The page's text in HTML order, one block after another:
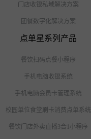
门店收银私域解决方案
团餐数字化解决方案
点单星系列产品
餐饮扫码点餐小程序
手机电脑收银系统
手机电脑会员卡管理系统
校园单位食堂刷卡消费点单系统
餐饮门店外卖直播3合1小程序